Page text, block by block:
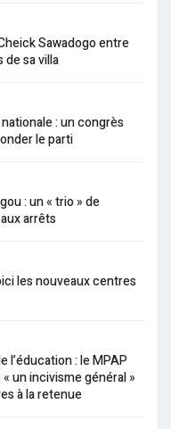
Sawadogo entre
de sa villa
: un congrès
le parti
: un « trio » de
arrêts
les nouveaux centres
l’éducation : le MPAP
un incivisme général »
à la retenue